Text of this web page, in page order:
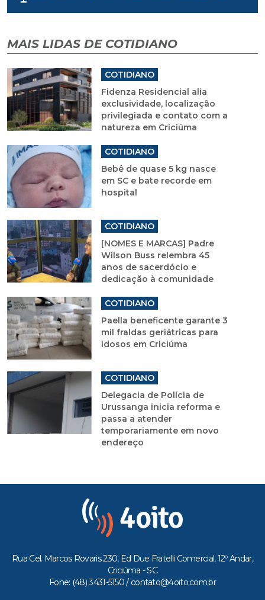
MAIS LIDAS DE COTIDIANO
COTIDIANO
Fidenza Residencial alia
exclusividade, localização
privilegiada e contato com a
natureza em Criciúma
COTIDIANO
Bebê de quase 5 kg nasce
em SC e bate recorde em
hospital
COTIDIANO
[NOMES E MARCAS] Padre
Wilson Buss relembra 45
anos de sacerdócio e
dedicação à comunidade
COTIDIANO
Paella beneficente garante 3
mil fraldas geriátricas para
idosos em Criciúma
COTIDIANO
Delegacia de Polícia de
Urussanga inicia reforma e
passa a atender
temporariamente em novo
endereço
Rua Cel. Marcos Rovaris 230, Ed Due Fratelli Comercial, 12º Andar,
Criciúma - SC
Fone: (48) 3431-5150 / contato@4oito.com.br